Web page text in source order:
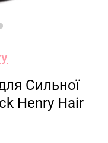
Сильної
Henry Hair